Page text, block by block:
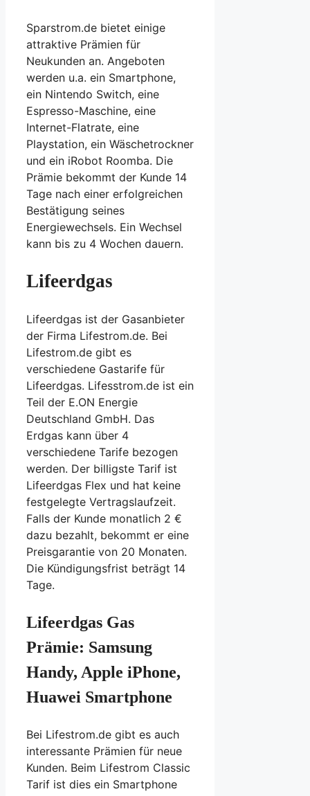
Sparstrom.de bietet einige
attraktive Prämien für
Neukunden an. Angeboten
werden u.a. ein Smartphone,
ein Nintendo Switch, eine
Espresso-Maschine, eine
Internet-Flatrate, eine
Playstation, ein Wäschetrockner
und ein iRobot Roomba. Die
Prämie bekommt der Kunde 14
Tage nach einer erfolgreichen
Bestätigung seines
Energiewechsels. Ein Wechsel
kann bis zu 4 Wochen dauern.
Lifeerdgas
Lifeerdgas ist der Gasanbieter
der Firma Lifestrom.de. Bei
Lifestrom.de gibt es
verschiedene Gastarife für
Lifeerdgas. Lifesstrom.de ist ein
Teil der E.ON Energie
Deutschland GmbH. Das
Erdgas kann über 4
verschiedene Tarife bezogen
werden. Der billigste Tarif ist
Lifeerdgas Flex und hat keine
festgelegte Vertragslaufzeit.
Falls der Kunde monatlich 2 €
dazu bezahlt, bekommt er eine
Preisgarantie von 20 Monaten.
Die Kündigungsfrist beträgt 14
Tage.
Lifeerdgas Gas
Prämie: Samsung
Handy, Apple iPhone,
Huawei Smartphone
Bei Lifestrom.de gibt es auch
interessante Prämien für neue
Kunden. Beim Lifestrom Classic
Tarif ist dies ein Smartphone